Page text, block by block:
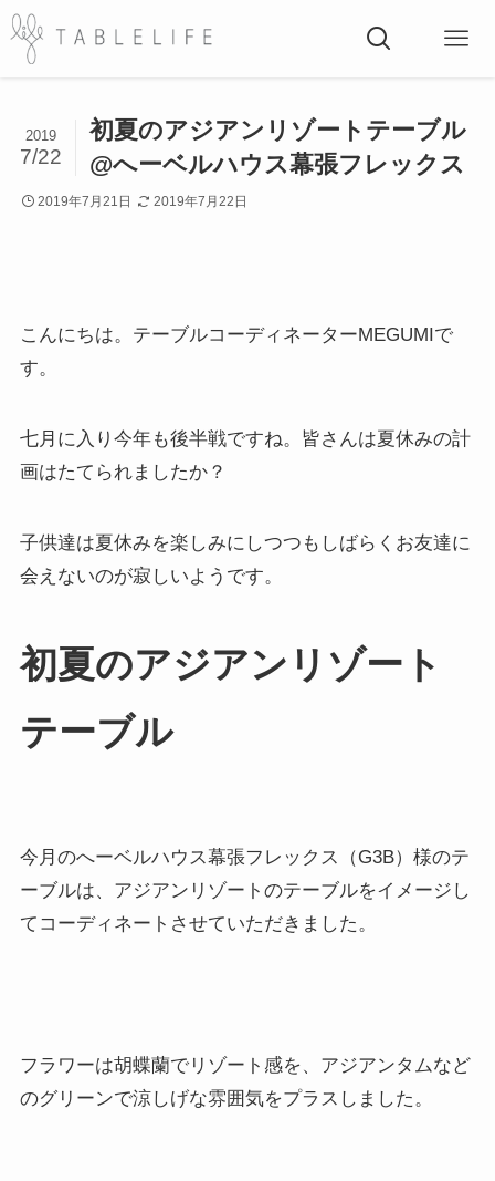
初夏のアジアンリゾートテーブル
@へーベルハウス幕張フレックス
2019
7/22
2019年7月21日 2019年7月22日
こんにちは。テーブルコーディネーターMEGUMIで
す。
七月に入り今年も後半戦ですね。皆さんは夏休みの計
画はたてられましたか？
子供達は夏休みを楽しみにしつつもしばらくお友達に
会えないのが寂しいようです。
初夏のアジアンリゾート
テーブル
今月のへーベルハウス幕張フレックス（G3B）様のテ
ーブルは、アジアンリゾートのテーブルをイメージし
てコーディネートさせていただきました。
フラワーは胡蝶蘭でリゾート感を、アジアンタムなど
のグリーンで涼しげな雰囲気をプラスしました。